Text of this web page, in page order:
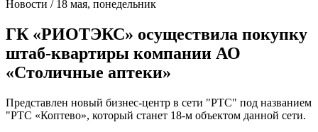
Новости / 18 мая, понедельник
ГК «РИОТЭКС» осуществила покупку
штаб-квартиры компании АО
«Столичные аптеки»
Представлен новый бизнес-центр в сети "РТС" под названием
"РТС «Коптево», который станет 18-м объектом данной сети.